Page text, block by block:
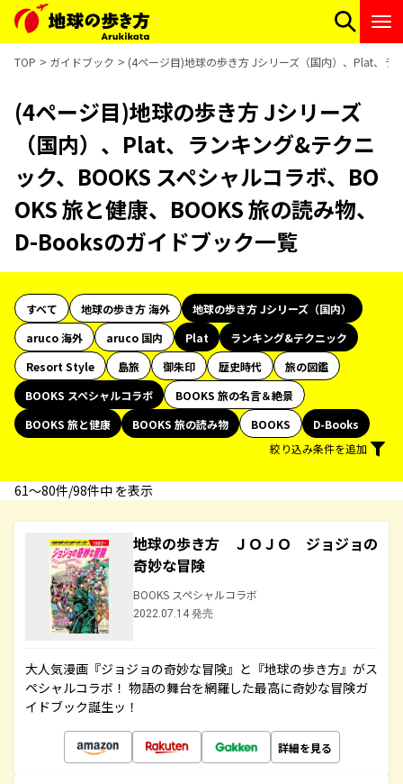
TOP ガイドブック (4ページ目)地球の歩き方 Jシリーズ（国内）、Plat、ラ
(4ページ目)地球の歩き方 Jシリーズ
（国内）、Plat、ランキング&テクニ
ック、BOOKS スペシャルコラボ、BO
OKS 旅と健康、BOOKS 旅の読み物、
D-Booksのガイドブック一覧
すべて 地球の歩き方 海外
地球の歩き方 Jシリーズ（国内）
aruco 海外
aruco 国内 Plat
ランキング&テクニック
Resort Style
島旅 御朱印 歴史時代
旅の図鑑
BOOKS スペシャルコラボ
BOOKS 旅の名言＆絶景
BOOKS 旅と健康
BOOKS 旅の読み物 BOOKS
D-Books
絞り込み条件を追加
61〜80件/98件中 を表示
地球の歩き方 ＪＯＪＯ ジョジョの
奇妙な冒険
BOOKS スペシャルコラボ
2022.07.14 発売
大人気漫画『ジョジョの奇妙な冒険』と『地球の歩き方』がス
ペシャルコラボ！ 物語の舞台を網羅した最高に奇妙な冒険ガ
イドブック誕生ッ！
詳細を見る